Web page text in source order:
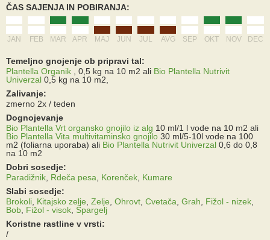
ČAS SAJENJA IN POBIRANJA:
JAN FEB MAR APR MAJ JUN JUL AVG SEP OKT NOV DEC
Temeljno gnojenje ob pripravi tal:
Plantella Organik
, 0,5 kg na 10 m2 ali Bio Plantella Nutrivit
Univerzal 0,5 kg na 10 m2,
Zalivanje:
zmerno 2x / teden
Dognojevanje
Bio Plantella Vrt organsko gnojilo iz alg 10 ml/1 l vode na 10 m2 ali
Bio Plantella Vita multivitaminsko gnojilo 30 ml/5-10l vode na 100
m2 (foliarna uporaba) ali Bio Plantella Nutrivit Univerzal 0,6 do 0,8
na 10 m2
Dobri sosedje:
Paradižnik Rdeča pesa Korenček Kumare
Slabi sosedje:
Brokoli Kitajsko zelje Zelje Ohrovt Cvetača Grah Fižol - nizek
Bob Fižol - visok Špargelj
Koristne rastline v vrsti:
/